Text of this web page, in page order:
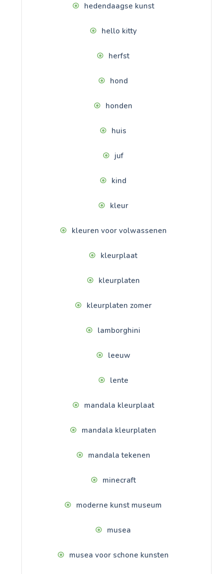
hedendaagse kunst
hello kitty
herfst
hond
honden
huis
juf
kind
kleur
kleuren voor volwassenen
kleurplaat
kleurplaten
kleurplaten zomer
lamborghini
leeuw
lente
mandala kleurplaat
mandala kleurplaten
mandala tekenen
minecraft
moderne kunst museum
musea
musea voor schone kunsten